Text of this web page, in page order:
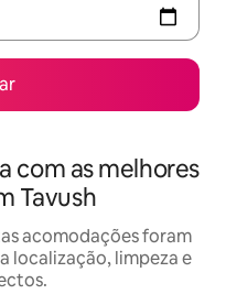
com as melhores
Tavush
acomodações foram
localização, limpeza e